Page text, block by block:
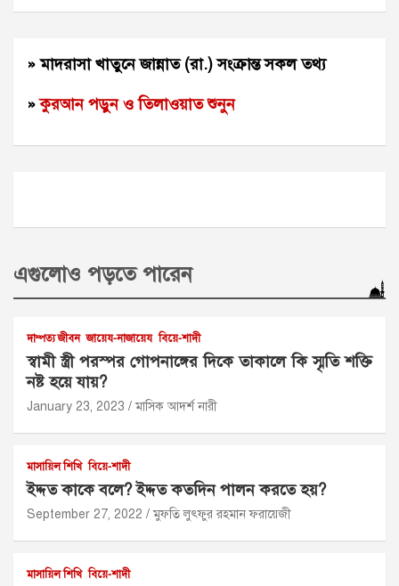
» মাদরাসা খাতুনে জান্নাত (রা.) সংক্রান্ত সকল তথ্য
» কুরআন পড়ুন ও তিলাওয়াত শুনুন
এগুলোও পড়তে পারেন
দাম্পত্য জীবন জায়েয-নাজায়েয বিয়ে-শাদী
স্বামী স্ত্রী পরস্পর গোপনাঙ্গের দিকে তাকালে কি স্মৃতি শক্তি
নষ্ট হয়ে যায়?
January 23, 2023 মাসিক আদর্শ নারী
মাসায়িল শিখি বিয়ে-শাদী
ইদ্দত কাকে বলে? ইদ্দত কতদিন পালন করতে হয়?
September 27, 2022 মুফতি লুৎফুর রহমান ফরায়েজী
মাসায়িল শিখি বিয়ে-শাদী